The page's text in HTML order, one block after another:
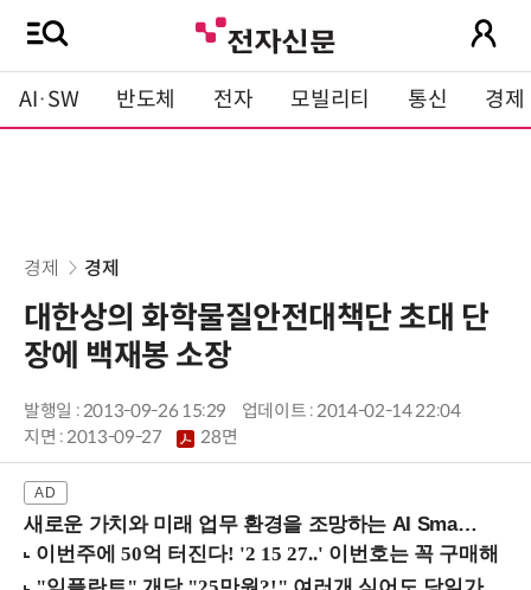
AI·SW 반도체 전자 모빌리티 통신 경제
경제 경제
대한상의 화학물질안전대책단 초대 단
장에 백재봉 소장
발행일 : 2013-09-26 15:29
업데이트 : 2014-02-14 22:04
지면 :2013-09-27 28면
새로운 가치와 미래 업무 환경을 조망하는 AI Smart Work Summit 2026 (9/11 코엑스)